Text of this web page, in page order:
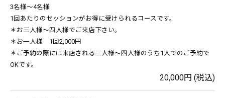
3名様〜4名様
1回あたりのセッションがお得に受けられるコースです。
＊お三人様〜四人様でご来店下さい。
＊お一人様 1回2,000円
＊ご予約の際には来店される三人様〜四人様のうち1人でのご予約で
OKです。
20,000円 (税込)